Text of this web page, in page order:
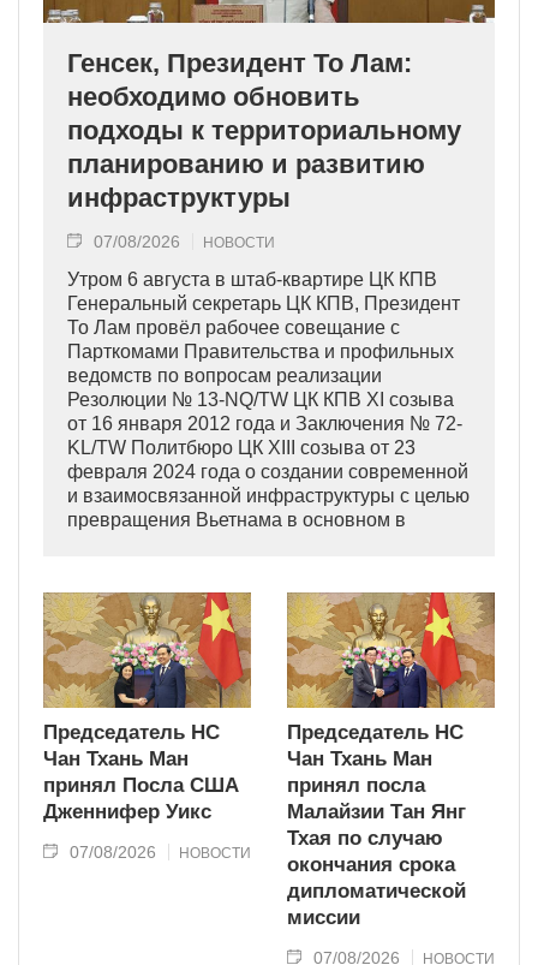
Генсек, Президент То Лам:
необходимо обновить
подходы к территориальному
планированию и развитию
инфраструктуры
07/08/2026 НОВОСТИ
Утром 6 августа в штаб-квартире ЦК КПВ
Генеральный секретарь ЦК КПВ, Президент
То Лам провёл рабочее совещание с
Парткомами Правительства и профильных
ведомств по вопросам реализации
Резолюции № 13-NQ/TW ЦК КПВ XI созыва
от 16 января 2012 года и Заключения № 72-
KL/TW Политбюро ЦК XIII созыва от 23
февраля 2024 года о создании современной
и взаимосвязанной инфраструктуры с целью
превращения Вьетнама в основном в
Председатель НС
Чан Тхань Ман
принял Посла США
Дженнифер Уикс
07/08/2026 НОВОСТИ
Председатель НС
Чан Тхань Ман
принял посла
Малайзии Тан Янг
Тхая по случаю
окончания срока
дипломатической
миссии
07/08/2026 НОВОСТИ